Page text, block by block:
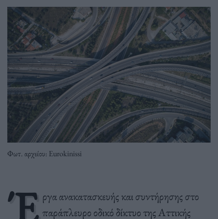
Φωτ. αρχείου: Eurokinissi
Έ ργα ανακατασκευής και συντήρησης στο
παράπλευρο οδικό δίκτυο της Αττικής